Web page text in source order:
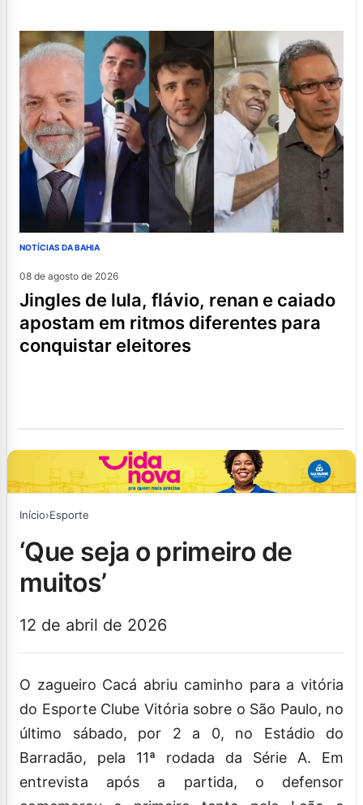
NOTÍCIAS DA BAHIA
08 de agosto de 2026
jingles de lula, flávio, renan e caiado
apostam em ritmos diferentes para
conquistar eleitores
Início›Esporte
‘que seja o primeiro de
muitos’
12 de abril de 2026
O zagueiro Cacá abriu caminho para a vitória
do Esporte Clube Vitória sobre o São Paulo, no
último sábado, por 2 a 0, no Estádio do
Barradão, pela 11ª rodada da Série A. Em
entrevista após a partida, o defensor